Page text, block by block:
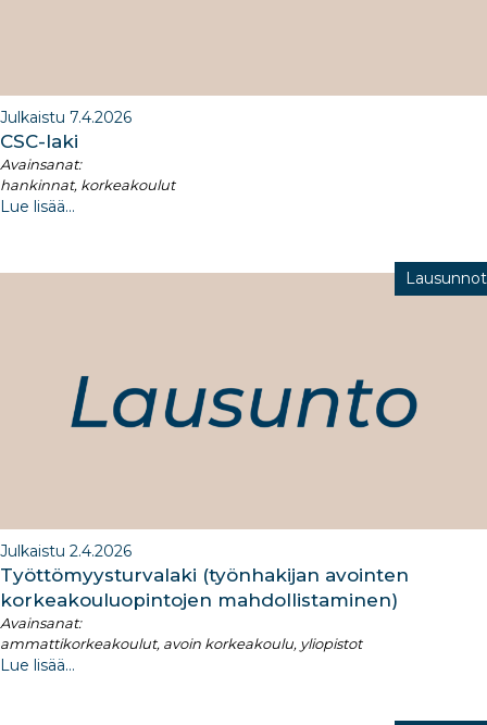
Julkaistu 7.4.2026
CSC-laki
Avainsanat:
hankinnat, korkeakoulut
Lue lisää...
Lausunnot
Julkaistu 2.4.2026
Työttömyysturvalaki (työnhakijan avointen
korkeakouluopintojen mahdollistaminen)
Avainsanat:
ammattikorkeakoulut, avoin korkeakoulu, yliopistot
Lue lisää...